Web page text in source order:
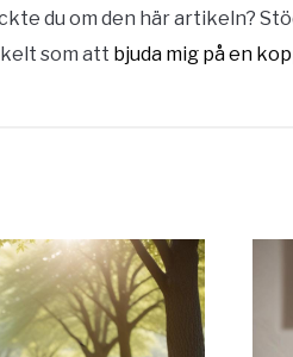
du om den här artikeln?
som att bjuda mig på en